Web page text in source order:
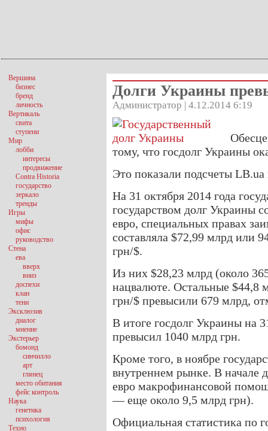
Долги Украины
Администратор | 4.12.2014 6:19
тому, что госдолг Украины
Это показали подсчеты
На 31 октября 2014 года
государством долг Украины
евро, специальных правах
составляла $72,99 млрд или
грн/$.
Из них $28,23 млрд (около
нацвалюте. Остальные $44,8
грн/$ превысили 679 млрд,
В итоге госдолг Украины на
превысил 1040 млрд грн.
Кроме того, в ноябре
внутреннем рынке. В начале
евро макрофинансовой
— еще около 9,5 млрд грн).
Официальная статистика по
Вершина
бизнес
бренд
личность
Вертикаль
свита
ступени
Мир
лобби
интересы
продвижение
Contra Historia
государство
зеркало
тренды
Игры
мифы
офис
руководство
Стена
ева
вверх
вниз
доспехи
клан
тени
Эксклюзив
диалог
мнение
Экстерьер
бомонд
синчилло
арт
глянец
место обитания
фейс контроль
Наука
генетика
психология
Техно